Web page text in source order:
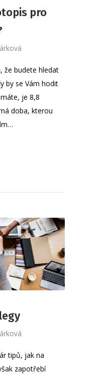
pro
že budete hledat
by se Vám hodit
je 8,8
doba, kterou
tipů, jak na
zapotřebí